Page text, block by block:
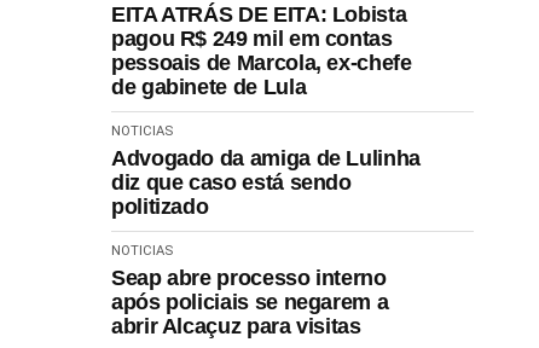
EITA ATRÁS DE EITA: Lobista
pagou R$ 249 mil em contas
pessoais de Marcola, ex-chefe
de gabinete de Lula
NOTICIAS
Advogado da amiga de Lulinha
diz que caso está sendo
politizado
NOTICIAS
Seap abre processo interno
após policiais se negarem a
abrir Alcaçuz para visitas